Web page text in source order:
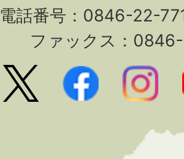
電話番号：0846-22-
ファックス：